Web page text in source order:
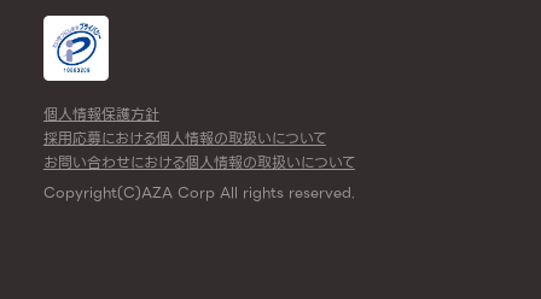
個人情報保護方針
採用応募における個人情報の取扱いについて
お問い合わせにおける個人情報の取扱いについて
Copyright(C)AZA Corp All rights reserved.